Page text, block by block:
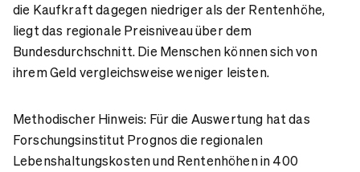
die Kaufkraft dagegen niedriger als der Rentenhöhe,
liegt das regionale Preisniveau über dem
Bundesdurchschnitt. Die Menschen können sich von
ihrem Geld vergleichsweise weniger leisten.
Methodischer Hinweis: Für die Auswertung hat das
Forschungsinstitut Prognos die regionalen
Lebenshaltungskosten und Rentenhöhen in 400